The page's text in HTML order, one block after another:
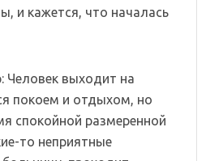
и кажется, что началась
Человек выходит на
покоем и отдыхом, но
спокойной размеренной
то неприятные